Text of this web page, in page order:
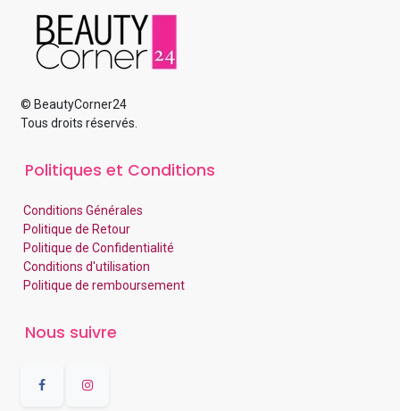
© BeautyCorner24
Tous droits réservés.
Politiques et Conditions
Conditions Générales
Politique de Retour
Politique de Confidentialité
Conditions d'utilisation
Politique de remboursement
Nous suivre